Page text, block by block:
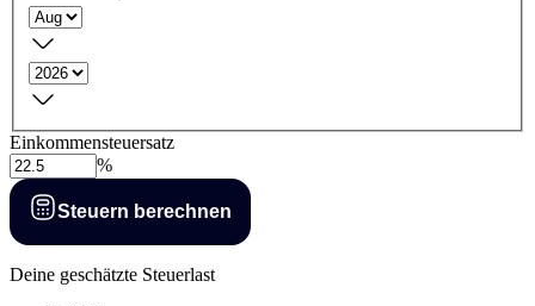
Einkommensteuersatz
%
Steuern berechnen
Deine geschätzte Steuerlast